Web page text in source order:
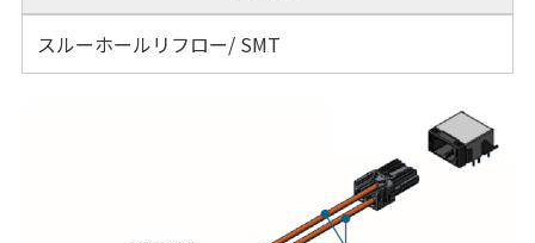
スルーホールリフロー/ SMT